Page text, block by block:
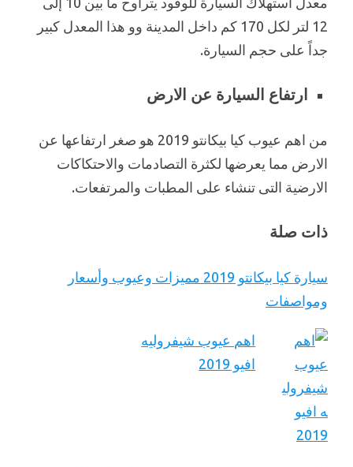
12 لتر لكل 170 كم داخل المدينة وو هذا المعدل كبير
جداً على حجم السيارة.
ارتفاع السيارة عن الارض
من اهم عيوب كيا بيكانتو 2019 هو صغر ارتفاعها عن
الارض مما يعرضها لكثرة التصادمات والاحتكاكات
الارضية التى تنشاء على المطبات والمرتفعات.
ذات صلة
سيارة كيا بيكانتو 2019 مميزات وعيوب وأسعار
ومواصفات
اهم عيوب شيفروليه
افيو 2019